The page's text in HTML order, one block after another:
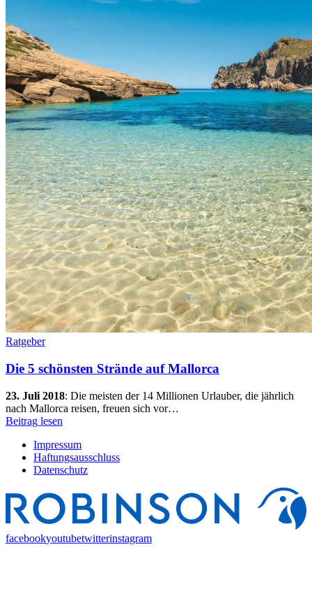
Ratgeber
Die 5 schönsten Strände auf Mallorca
23. Juli 2018: Die meisten der 14 Millionen Urlauber, die jährlich
nach Mallorca reisen, freuen sich vor…
Beitrag lesen
Impressum
Haftungsausschluss
Datenschutz
facebookyoutubetwitterinstagram